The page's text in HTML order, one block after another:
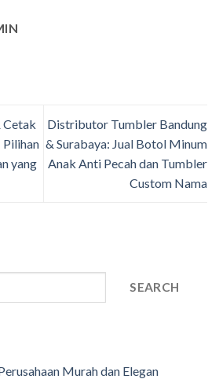
Cetak
yang
Distributor Tumbler Bandung
& Surabaya: Jual Botol Minum
Anak Anti Pecah dan Tumbler
Custom Nama
SEARCH
Murah dan Elegan